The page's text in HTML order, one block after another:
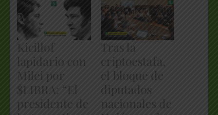
Kicillof
lapidario con
Milei por
$LIBRA: “El
presidente de
Tras la
criptoestafa,
el bloque de
diputados
nacionales de